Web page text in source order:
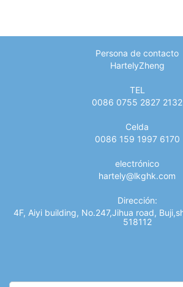
Persona de contacto
HartelyZheng
TEL
0086 0755 2827 2132
Celda
0086 159 1997 6170
electrónico
hartely@lkghk.com
Dirección:
4F, Aiyi building, No.247,Jihua road,
518112